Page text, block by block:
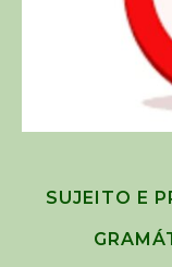
SUJEITO E